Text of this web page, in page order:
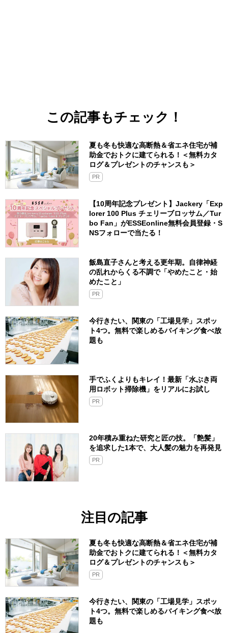
この記事もチェック！
夏も冬も快適な高断熱＆省エネ住宅が補
助金でおトクに建てられる！＜無料カタ
ログ＆プレゼントのチャンスも＞
PR
【10周年記念プレゼント】Jackery「Exp
lorer 100 Plus チェリーブロッサム／Tur
bo Fan」がESSEonline無料会員登録・S
NSフォローで当たる！
飯島直子さんと考える更年期。自律神経
の乱れからくる不調で「やめたこと・始
めたこと」
PR
今行きたい、関東の「工場見学」スポッ
ト4つ。無料で楽しめるバイキング食べ放
題も
手でふくよりもキレイ！最新「水ぶき両
用ロボット掃除機」をリアルにお試し
PR
20年積み重ねた研究と匠の技。「艶髪」
を追求した1本で、大人髪の魅力を再発見
PR
注目の記事
夏も冬も快適な高断熱＆省エネ住宅が補
助金でおトクに建てられる！＜無料カタ
ログ＆プレゼントのチャンスも＞
PR
今行きたい、関東の「工場見学」スポッ
ト4つ。無料で楽しめるバイキング食べ放
題も